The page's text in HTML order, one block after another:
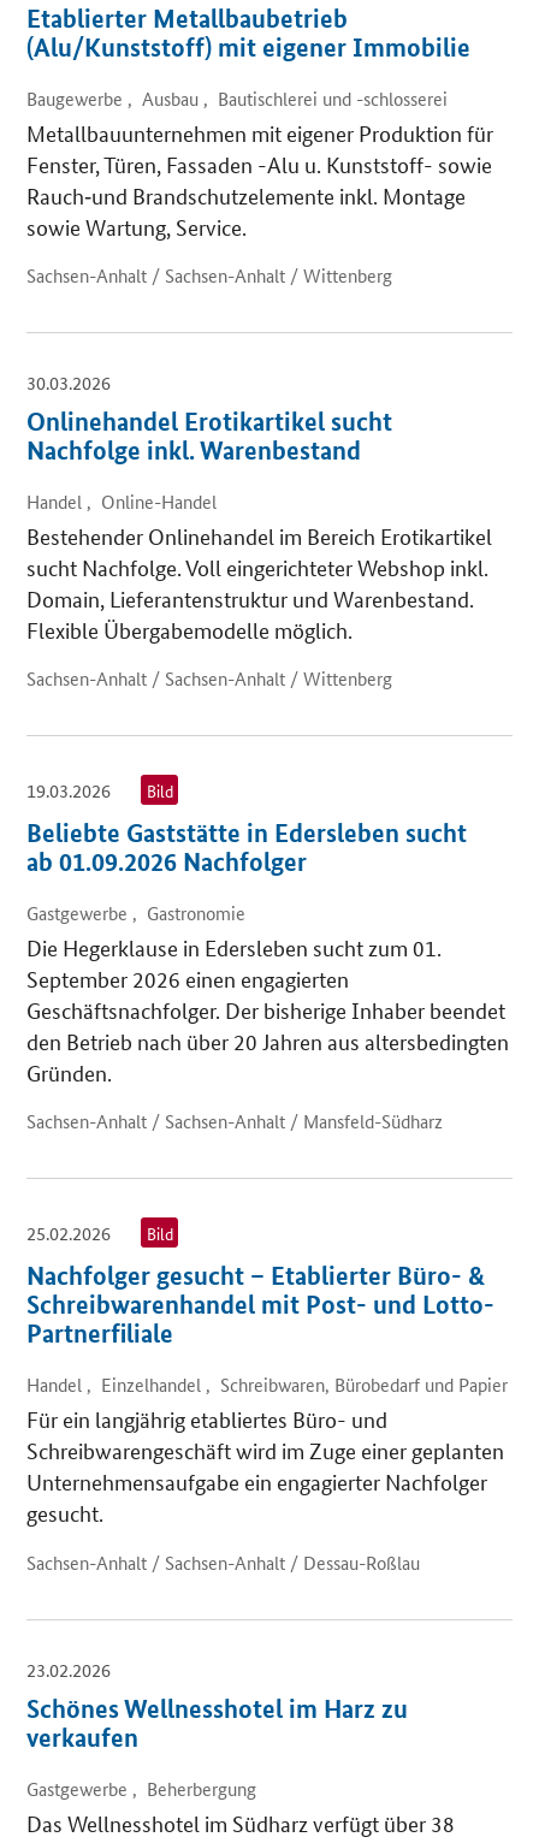
Etablierter Metallbaubetrieb
(Alu/Kunststoff) mit eigener Immobilie
Baugewerbe , Ausbau , Bautischlerei und -schlosserei
Metallbauunternehmen mit eigener Produktion für
Fenster, Türen, Fassaden -Alu u. Kunststoff- sowie
Rauch‑und Brandschutzelemente inkl. Montage
sowie Wartung, Service.
Sachsen-Anhalt / Sachsen-Anhalt / Wittenberg
30.03.2026
Onlinehandel Erotikartikel sucht
Nachfolge inkl. Warenbestand
Handel , Online-Handel
Bestehender Onlinehandel im Bereich Erotikartikel
sucht Nachfolge. Voll eingerichteter Webshop inkl.
Domain, Lieferantenstruktur und Warenbestand.
Flexible Übergabemodelle möglich.
Sachsen-Anhalt / Sachsen-Anhalt / Wittenberg
19.03.2026 Bild
Beliebte Gaststätte in Edersleben sucht
ab 01.09.2026 Nachfolger
Gastgewerbe , Gastronomie
Die Hegerklause in Edersleben sucht zum 01.
September 2026 einen engagierten
Geschäftsnachfolger. Der bisherige Inhaber beendet
den Betrieb nach über 20 Jahren aus altersbedingten
Gründen.
Sachsen-Anhalt / Sachsen-Anhalt / Mansfeld-Südharz
25.02.2026 Bild
Nachfolger gesucht – Etablierter Büro- &
Schreibwarenhandel mit Post- und Lotto-
Partnerfiliale
Handel , Einzelhandel , Schreibwaren, Bürobedarf und Papier
Für ein langjährig etabliertes Büro- und
Schreibwarengeschäft wird im Zuge einer geplanten
Unternehmensaufgabe ein engagierter Nachfolger
gesucht.
Sachsen-Anhalt / Sachsen-Anhalt / Dessau-Roßlau
23.02.2026
Schönes Wellnesshotel im Harz zu
verkaufen
Gastgewerbe , Beherbergung
Das Wellnesshotel im Südharz verfügt über 38